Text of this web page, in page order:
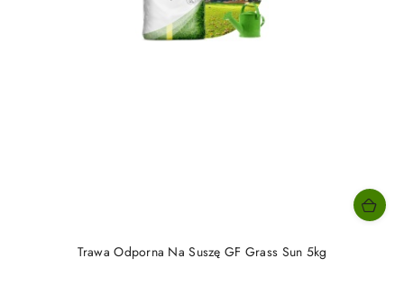
Trawa Odporna Na Suszę GF Grass Sun 5kg